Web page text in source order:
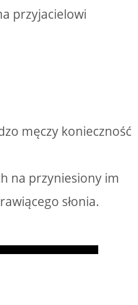
przyjacielowi
męczy konieczność
na przyniesiony im
słonia.